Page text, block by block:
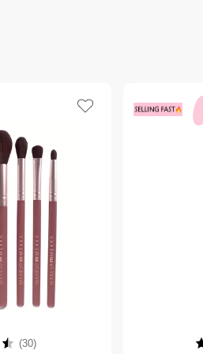
(30)4.3 av 5 mulige